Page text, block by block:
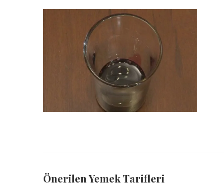
Önerilen Yemek Tarifleri